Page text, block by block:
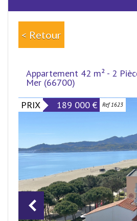
< Retour
Appartement 42 m² - 2
Mer (66700)
PRIX
189 000 € Ref 1623